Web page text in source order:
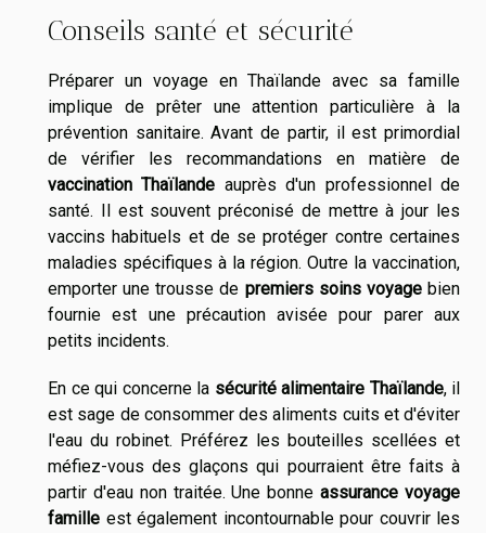
Conseils santé et sécurité
Préparer un voyage en Thaïlande avec sa famille
implique de prêter une attention particulière à la
prévention sanitaire. Avant de partir, il est primordial
de vérifier les recommandations en matière de
vaccination Thaïlande auprès d'un professionnel de
santé. Il est souvent préconisé de mettre à jour les
vaccins habituels et de se protéger contre certaines
maladies spécifiques à la région. Outre la vaccination,
emporter une trousse de premiers soins voyagebien
fournie est une précaution avisée pour parer aux
petits incidents.
En ce qui concerne la sécurité alimentaire Thaïlande, il
est sage de consommer des aliments cuits et d'éviter
l'eau du robinet. Préférez les bouteilles scellées et
méfiez-vous des glaçons qui pourraient être faits à
partir d'eau non traitée. Une bonneassurance voyage
famille est également incontournable pour couvrir les